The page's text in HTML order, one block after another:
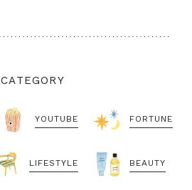
CATEGORY
YOUTUBE FORTUNE
LIFESTYLE BEAUTY